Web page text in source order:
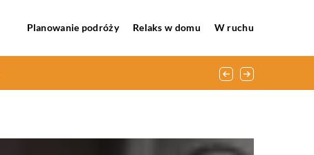
Planowanie podróży Relaks w domu W ruchu